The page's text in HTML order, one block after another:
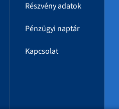
Részvény adatok
Pénzügyi naptár
Kapcsolat